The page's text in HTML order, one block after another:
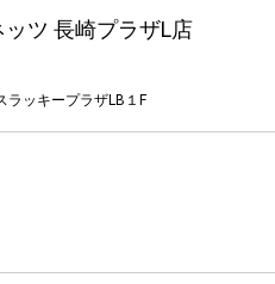
ツ 長崎プラザL店
ラッキープラザLB１F